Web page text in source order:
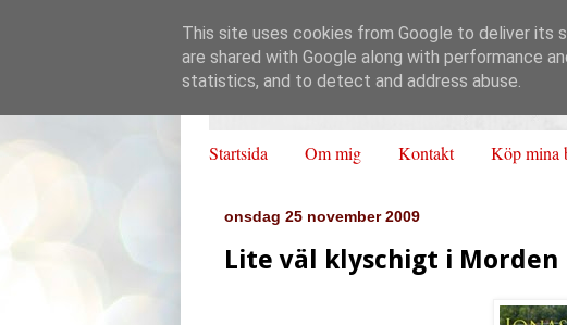
Startsida Om mig Kontakt Köp mina
onsdag 25 november 2009
Lite väl klyschigt i Morden
This site uses cookies from Google to deliver its
are shared with Google along with performance
statistics, and to detect and address abuse.